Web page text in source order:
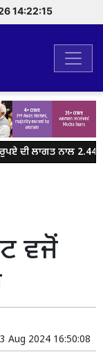
14:22:15
ਦੀ ਲਾਗਤ ਨਾਲ
ਵਜੋਂ
Aug 2024 16:50:08